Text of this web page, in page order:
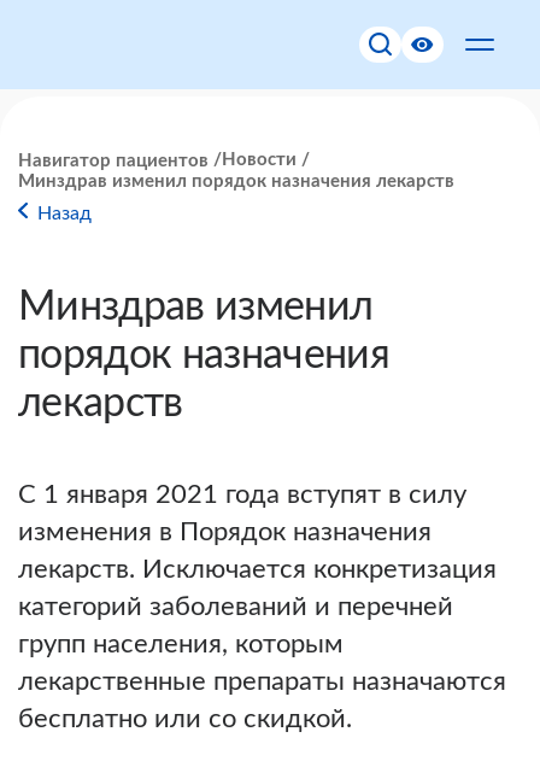
Навигатор пациентов
Новости
Минздрав изменил порядок назначения лекарств
Назад
Минздрав изменил
порядок назначения
лекарств
С 1 января 2021 года вступят в силу
изменения в Порядок назначения
лекарств. Исключается конкретизация
категорий заболеваний и перечней
групп населения, которым
лекарственные препараты назначаются
бесплатно или со скидкой.